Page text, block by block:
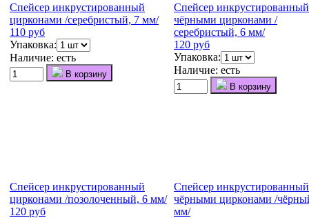
Спейсер инкрустированный
цирконами /серебристый, 7 мм/
110 руб
Упаковка:
Наличие: есть
В корзину
Спейсер инкрустированный
чёрными цирконами /
серебристый, 6 мм/
120 руб
Упаковка:
Наличие: есть
В корзину
Спейсер инкрустированный
цирконами /позолоченный, 6 мм/
120 руб
Спейсер инкрустированный
чёрными цирконами /
мм/